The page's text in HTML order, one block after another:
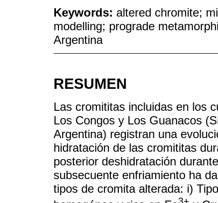
Keywords: altered chromite;
modelling; prograde
Argentina
RESUMEN
Las cromititas incluidas en los
Los Congos y Los Guanacos
Argentina) registran una
hidratación de las cromititas
posterior deshidratación
subsecuente enfriamiento ha
tipos de cromita alterada: i)